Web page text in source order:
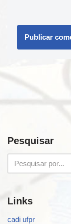
Pesquisar
Links
cadi ufpr